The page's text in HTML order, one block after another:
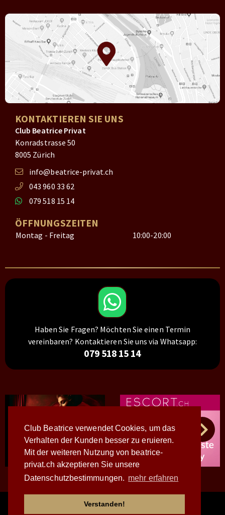
Club Beatrice verwendet Cookies, um das
Verhalten der Kunden besser zu eruieren.
Mit der weiteren Nutzung von beatrice-
privat.ch akzeptieren Sie unsere
Datenschutzbestimmungen. mehr erfahren
Verstanden!
KONTAKTIEREN SIE UNS
Club Beatrice Privat
Konradstrasse 50
8005 Zürich
info@beatrice-privat.ch
043 960 33 62
079 518 15 14
ÖFFNUNGSZEITEN
Montag - Freitag 10:00-20:00
Haben Sie Fragen? Möchten Sie einen Termin
vereinbaren? Kontaktieren Sie uns via Whatsapp:
079 518 15 14
© 2026 - WWW.BEATRICE-PRIVAT.CH